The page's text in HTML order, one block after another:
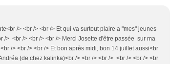
/> <br /> <br /> Et qui va surtout plaire a "mes" jeunes
/> <br /> <br /> <br /> Merci Josette d'être passée sur ma
/> <br /> <br /> Et bon après midi, bon 14 juillet aussi<br
(de chez kalinka)<br /> <br /> <br /> <br /> <br /> <br